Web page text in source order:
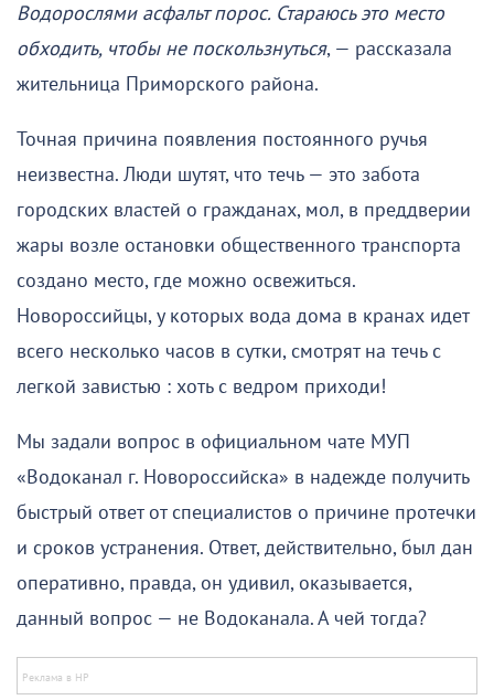
Водорослями асфальт порос. Стараюсь это место
обходить, чтобы не поскользнуться, — рассказала
жительница Приморского района.
Точная причина появления постоянного ручья
неизвестна. Люди шутят, что течь — это забота
городских властей о гражданах, мол, в преддверии
жары возле остановки общественного транспорта
создано место, где можно освежиться.
Новороссийцы, у которых вода дома в кранах идет
всего несколько часов в сутки, смотрят на течь с
легкой завистью : хоть с ведром приходи!
Мы задали вопрос в официальном чате МУП
«Водоканал г. Новороссийска» в надежде получить
быстрый ответ от специалистов о причине протечки
и сроков устранения. Ответ, действительно, был дан
оперативно, правда, он удивил, оказывается,
данный вопрос — не Водоканала. А чей тогда?